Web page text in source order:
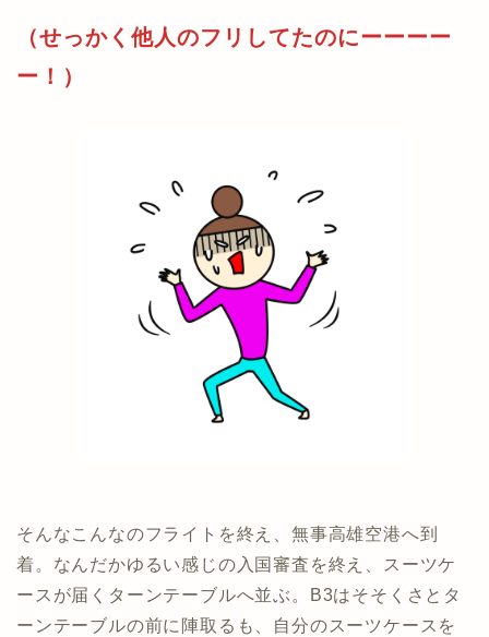
（せっかく他人のフリしてたのにーーーー
ー！）
そんなこんなのフライトを終え、無事高雄空港へ到
着。なんだかゆるい感じの入国審査を終え、スーツケ
ースが届くターンテーブルへ並ぶ。B3はそそくさとタ
ーンテーブルの前に陣取るも、自分のスーツケースを